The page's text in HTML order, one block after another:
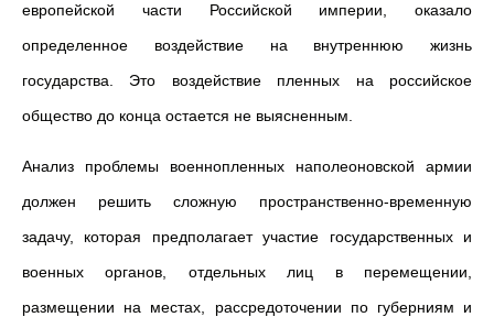
европейской части Российской империи, оказало
определенное воздействие на внутреннюю жизнь
государства. Это воздействие пленных на российское
общество до конца остается не выясненным.
Анализ проблемы военнопленных наполеоновской армии
должен решить сложную пространственно-временную
задачу, которая предполагает участие государственных и
военных органов, отдельных лиц в перемещении,
размещении на местах, рассредоточении по губерниям и